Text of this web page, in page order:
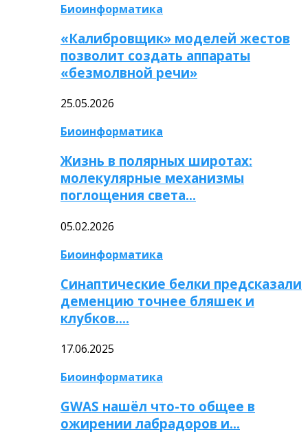
Биоинформатика
«Калибровщик» моделей жестов
позволит создать аппараты
«безмолвной речи»
25.05.2026
Биоинформатика
Жизнь в полярных широтах:
молекулярные механизмы
поглощения света…
05.02.2026
Биоинформатика
Синаптические белки предсказали
деменцию точнее бляшек и
клубков….
17.06.2025
Биоинформатика
GWAS нашёл что-то общее в
ожирении лабрадоров и…